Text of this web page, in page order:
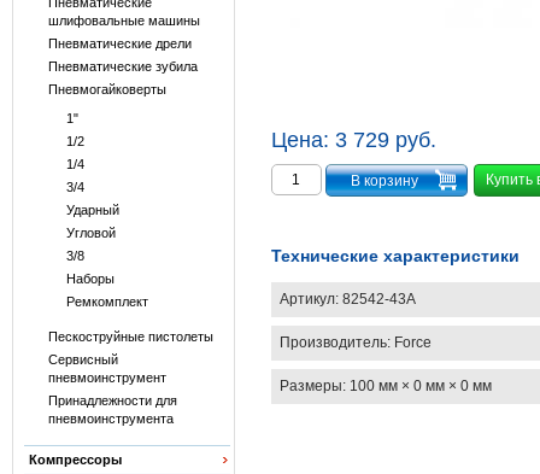
шлифовальные машины
Пневматические дрели
Пневматические зубила
Пневмогайковерты
1"
1/2
1/4
3/4
Ударный
Угловой
3/8
Наборы
Ремкомплект
Пескоструйные пистолеты
Сервисный
пневмоинструмент
Принадлежности для
пневмоинструмента
Компрессоры
Цена: 3 729 руб.
Купить
Технические характеристики
Артикул: 82542-43A
Производитель: Force
Размеры: 100 мм × 0 мм × 0 мм